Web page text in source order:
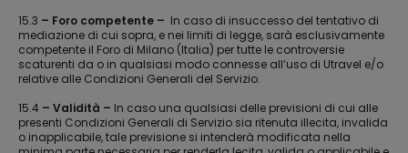
15.3 – Foro competente – In caso di insuccesso del tentativo di
mediazione di cui sopra, e nei limiti di legge, sarà esclusivamente
competente il Foro di Milano (Italia) per tutte le controversie
scaturenti da o in qualsiasi modo connesse all’uso di Utravel e/o
relative alle Condizioni Generali del Servizio.
15.4 – Validità – In caso una qualsiasi delle previsioni di cui alle
presenti Condizioni Generali di Servizio sia ritenuta illecita, invalida
o inapplicabile, tale previsione si intenderà modificata nella